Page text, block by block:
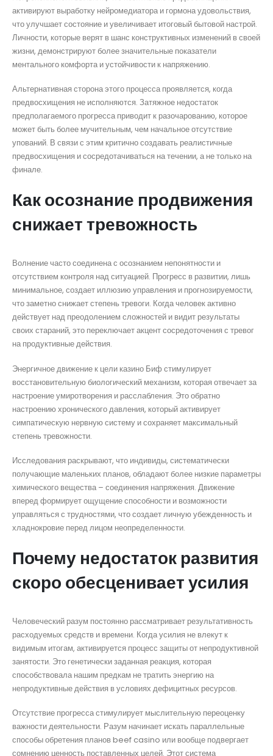
активируют выработку нейромедиатора и гормона удовольствия,
что улучшает состояние и увеличивает итоговый бытовой настрой.
Личности, которые верят в шанс конструктивных изменений в своей
жизни, демонстрируют более значительные показатели
ментального комфорта и устойчивости к напряжению.
Альтернативная сторона этого процесса проявляется, когда
предвосхищения не исполняются. Затяжное недостаток
предполагаемого прогресса приводит к разочарованию, которое
может быть более мучительным, чем начальное отсутствие
упований. В связи с этим критично создавать реалистичные
предвосхищения и сосредотачиваться на течении, а не только на
финале.
Как осознание продвижения
снижает тревожность
Волнение часто соединена с осознанием непонятности и
отсутствием контроля над ситуацией. Прогресс в развитии, лишь
минимальное, создает иллюзию управления и прогнозируемости,
что заметно снижает степень тревоги. Когда человек активно
действует над преодолением сложностей и видит результаты
своих стараний, это переключает акцент сосредоточения с тревог
на продуктивные действия.
Энергичное движение к цели казино Биф стимулирует
восстановительную биологический механизм, которая отвечает за
настроение умиротворения и расслабления. Это обратно
настроению хронического давления, который активирует
симпатическую нервную систему и сохраняет максимальный
степень тревожности.
Исследования раскрывают, что индивиды, систематически
получающие маленьких планов, обладают более низкие параметры
химического вещества – соединения напряжения. Движение
вперед формирует ощущение способности и возможности
управляться с трудностями, что создает личную убежденность и
хладнокровие перед лицом неопределенности.
Почему недостаток развития
скоро обесценивает усилия
Человеческий разум постоянно рассматривает результативность
расходуемых средств и времени. Когда усилия не влекут к
видимым итогам, активируется процесс защиты от непродуктивной
занятости. Это генетически заданная реакция, которая
способствовала нашим предкам не тратить энергию на
непродуктивные действия в условиях дефицитных ресурсов.
Отсутствие прогресса стимулирует мыслительную переоценку
важности деятельности. Разум начинает искать параллельные
способы обретения планов beef casino или вообще подвергает
сомнению ценность поставленных целей. Этот система